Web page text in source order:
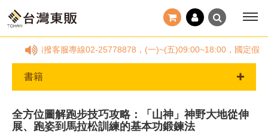
，請撥客服專線02-25778878，(一)~(五)09:00~18:00，國定假日及
書籍
全方位圖解跑步技巧攻略：「山神」神野大地從伸
展、跑姿到馬拉松訓練的基本功鍛鍊法